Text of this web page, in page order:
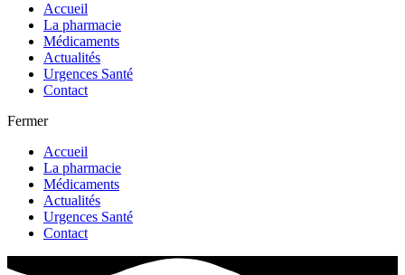
Accueil
La pharmacie
Médicaments
Actualités
Urgences Santé
Contact
Fermer
Accueil
La pharmacie
Médicaments
Actualités
Urgences Santé
Contact